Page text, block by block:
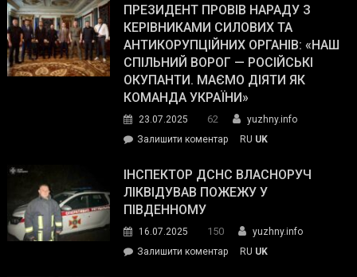
Street
Journal.
Південному
працівникам
ОПЗ
з
матеріального
резерву
гуманітарну
допомогу
ПРЕЗИДЕНТ ПРОВІВ НАРАДУ З
КЕРІВНИКАМИ СИЛОВИХ ТА
АНТИКОРУПЦІЙНИХ ОРГАНІВ: «НАШ
СПІЛЬНИЙ ВОРОГ — РОСІЙСЬКІ
ОКУПАНТИ. МАЄМО ДІЯТИ ЯК
КОМАНДА УКРАЇНИ»
23.07.2025 62
yuzhny.info
Залишити коментарon
провів
нараду
силових
та
RU UK
ІНСПЕКТОР ДСНС ВЛАСНОРУЧ
ЛІКВІДУВАВ ПОЖЕЖУ У
ПІВДЕННОМУ
16.07.2025 150
yuzhny.info
Залишити коментарon
RU UK